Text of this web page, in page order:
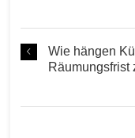
Wie hängen
Räumungsfrist